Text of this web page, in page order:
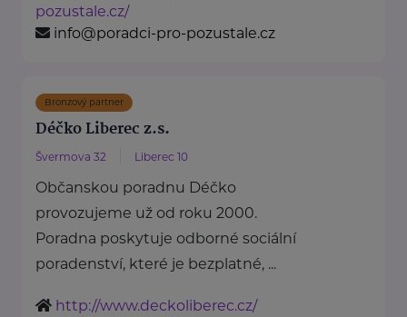
pozustale.cz/
info@poradci-pro-pozustale.cz
Bronzový partner
Déčko Liberec z.s.
Švermova 32 Liberec 10
Občanskou poradnu Déčko
provozujeme už od roku 2000.
Poradna poskytuje odborné sociální
poradenství, které je bezplatné, ...
http://www.deckoliberec.cz/